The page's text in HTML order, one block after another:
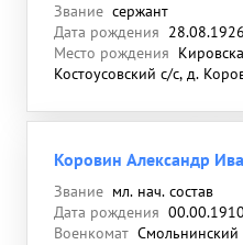
Звание сержант
Дата рождения
Место рождения
Костоусовский с/с, д.
Коровин Александр
Звание мл. нач. состав
Дата рождения
Военкомат Смольнинский